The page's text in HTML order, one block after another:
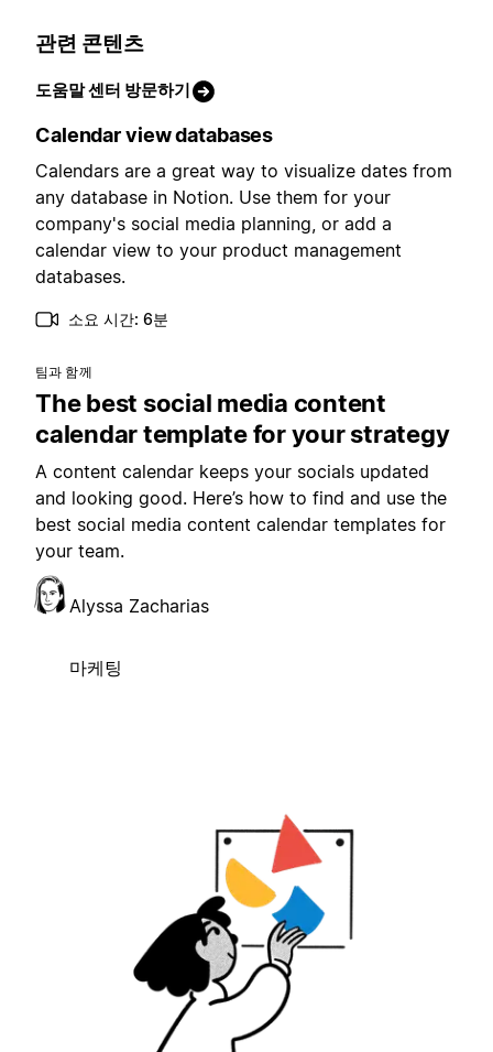
관련 콘텐츠
도움말 센터 방문하기
Calendar view databases
Calendars are a great way to visualize dates from
any database in Notion. Use them for your
company's social media planning, or add a
calendar view to your product management
databases.
소요 시간: 6분
팀과 함께
The best social media content
calendar template for your strategy
A content calendar keeps your socials updated
and looking good. Here’s how to find and use the
best social media content calendar templates for
your team.
Alyssa Zacharias
마케팅